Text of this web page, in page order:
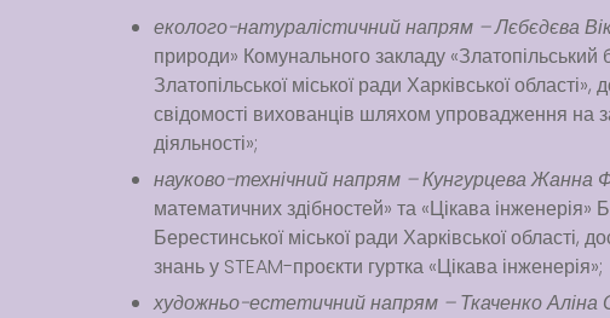
еколого-натуралістичний напрям – Лєбєдєва
природи» Комунального закладу «Златопільський
Златопільської міської ради Харківської
свідомості вихованців шляхом упровадження на
діяльності»;
науково-технічний напрям – Кунгурцева Жанна
математичних здібностей» та «Цікава інженерія»
Берестинської міської ради Харківської області,
знань у STEAM-проєкти гуртка «Цікава інженерія»;
художньо-естетичний напрям – Ткаченко Аліна